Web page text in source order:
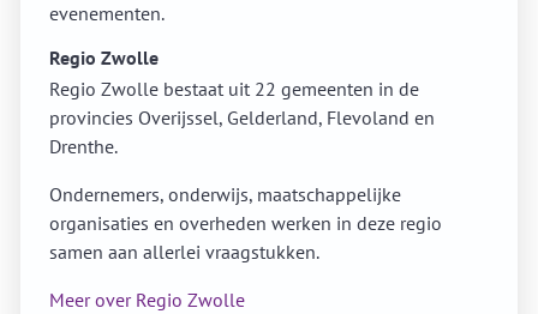
evenementen.
Regio Zwolle
Regio Zwolle bestaat uit 22 gemeenten in de
provincies Overijssel, Gelderland, Flevoland en
Drenthe.
Ondernemers, onderwijs, maatschappelijke
organisaties en overheden werken in deze regio
samen aan allerlei vraagstukken.
Meer over Regio Zwolle